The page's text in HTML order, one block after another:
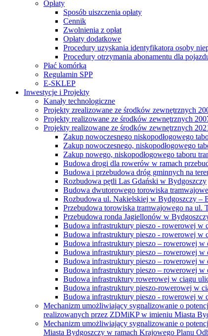
Opłaty
Sposób uiszczenia opłaty
Cennik
Zwolnienia z opłat
Opłaty dodatkowe
Procedury uzyskania identyfikatora osoby
Procedury otrzymania abonamentu dla
Płać komórką
Regulamin SPP
E-SKLEP
Inwestycje i Projekty
Kanały technologiczne
Projekty zrealizowane ze środków zewnętrznych
Projekty realizowane ze środków zewnętrznych
Projekty realizowane ze środków zewnętrznych
Zakup nowoczesnego niskopodłogowego
Zakup nowoczesnego, niskopodłogowego
Zakup nowego, niskopodłogowego taboru
Budowa drogi dla rowerów w ramach
Budowa i przebudowa dróg gminnych na
Rozbudowa pętli Las Gdański w Bydgoszczy
Budowa dwutorowego torowiska
Rozbudowa ul. Nakielskiej w Bydgoszczy –
Przebudowa torowiska tramwajowego na
Przebudowa ronda Jagiellonów w
Budowa infrastruktury pieszo - rowerowej w
Budowa infrastruktury pieszo - rowerowej w
Budowa infrastruktury pieszo – rowerowej
Budowa infrastruktury pieszo – rowerowej w
Budowa infrastruktury pieszo – rowerowej
Budowa infrastruktury pieszo – rowerowej
Budowa infrastruktury rowerowej w ciągu
Budowa infrastruktury pieszo-rowerowej w
Budowa infrastruktury pieszo - rowerowej w
Mechanizm umożliwiający sygnalizowanie o
realizowanych przez ZDMiKP w imieniu Miasta
Mechanizm umożliwiający sygnalizowanie o
Miasta Bydgoszczy w ramach Krajowego Planu